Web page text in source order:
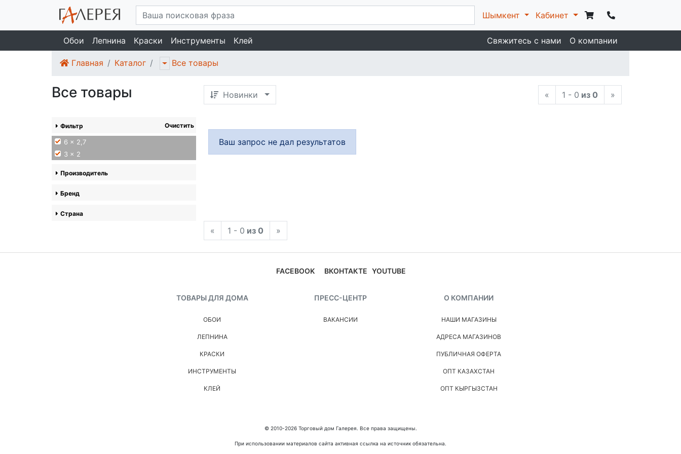
Шымкент Кабинет
Обои Лепнина Краски Инструменты Клей Свяжитесь с нами О компании
Главная Каталог Все товары
Все товары Новинки « 1 - 0 из 0 »
Фильтр Очистить
6 x 2,7
3 x 2
Производитель
Бренд
Страна
Ваш запрос не дал результатов
« 1 - 0 из 0 »
FACEBOOK ВКОНТАКТЕ YOUTUBE
ТОВАРЫ ДЛЯ ДОМА
ОБОИ
ЛЕПНИНА
КРАСКИ
ИНСТРУМЕНТЫ
КЛЕЙ
ПРЕСС-ЦЕНТР
ВАКАНСИИ
О КОМПАНИИ
НАШИ МАГАЗИНЫ
АДРЕСА МАГАЗИНОВ
ПУБЛИЧНАЯ ОФЕРТА
ОПТ КАЗАХСТАН
ОПТ КЫРГЫЗСТАН
© 2010-2026 Торговый дом Галерея. Все права защищены.
При использовании материалов сайта активная ссылка на источник обязательна.